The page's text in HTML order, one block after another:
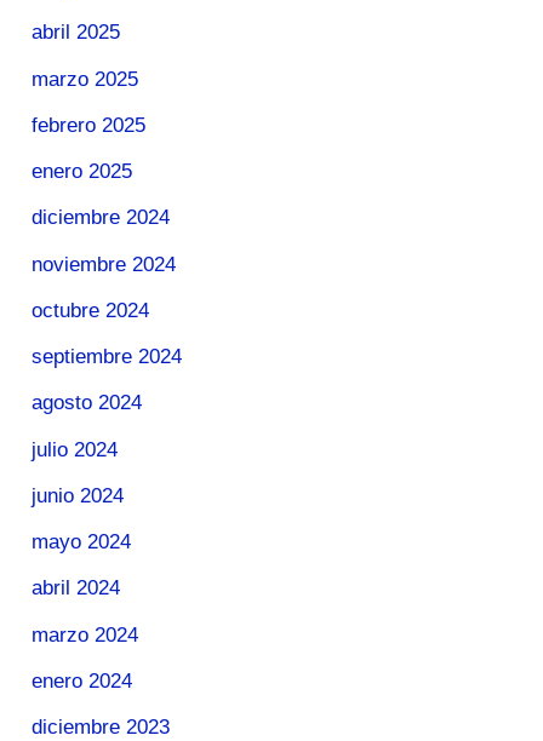
abril 2025
marzo 2025
febrero 2025
enero 2025
diciembre 2024
noviembre 2024
octubre 2024
septiembre 2024
agosto 2024
julio 2024
junio 2024
mayo 2024
abril 2024
marzo 2024
enero 2024
diciembre 2023